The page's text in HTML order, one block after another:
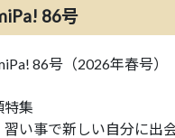
86号
86号（2026年春号）
特集
習い事で新しい自分に出